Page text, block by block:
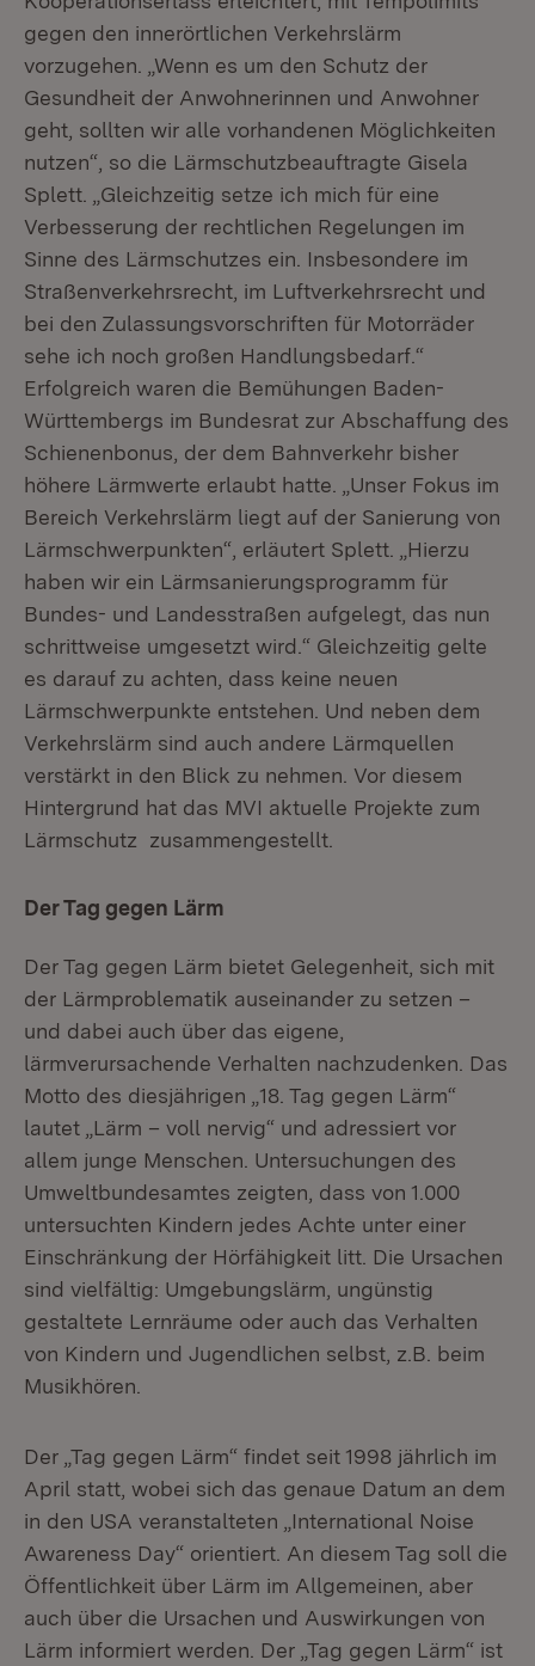
gegen den innerörtlichen Verkehrslärm
vorzugehen. „Wenn es um den Schutz der
Gesundheit der Anwohnerinnen und Anwohner
geht, sollten wir alle vorhandenen Möglichkeiten
nutzen“, so die Lärmschutzbeauftragte Gisela
Splett. „Gleichzeitig setze ich mich für eine
Verbesserung der rechtlichen Regelungen im
Sinne des Lärmschutzes ein. Insbesondere im
Straßenverkehrsrecht, im Luftverkehrsrecht und
bei den Zulassungsvorschriften für Motorräder
sehe ich noch großen Handlungsbedarf.“
Erfolgreich waren die Bemühungen Baden-
Württembergs im Bundesrat zur Abschaffung des
Schienenbonus, der dem Bahnverkehr bisher
höhere Lärmwerte erlaubt hatte. „Unser Fokus im
Bereich Verkehrslärm liegt auf der Sanierung von
Lärmschwerpunkten“, erläutert Splett. „Hierzu
haben wir ein Lärmsanierungsprogramm für
Bundes- und Landesstraßen aufgelegt, das nun
schrittweise umgesetzt wird.“ Gleichzeitig gelte
es darauf zu achten, dass keine neuen
Lärmschwerpunkte entstehen. Und neben dem
Verkehrslärm sind auch andere Lärmquellen
verstärkt in den Blick zu nehmen. Vor diesem
Hintergrund hat das MVI aktuelle Projekte zum
Lärmschutz zusammengestellt.
Der Tag gegen Lärm
Der Tag gegen Lärm bietet Gelegenheit, sich mit
der Lärmproblematik auseinander zu setzen –
und dabei auch über das eigene,
lärmverursachende Verhalten nachzudenken. Das
Motto des diesjährigen „18. Tag gegen Lärm“
lautet „Lärm – voll nervig“ und adressiert vor
allem junge Menschen. Untersuchungen des
Umweltbundesamtes zeigten, dass von 1.000
untersuchten Kindern jedes Achte unter einer
Einschränkung der Hörfähigkeit litt. Die Ursachen
sind vielfältig: Umgebungslärm, ungünstig
gestaltete Lernräume oder auch das Verhalten
von Kindern und Jugendlichen selbst, z.B. beim
Musikhören.
Der „Tag gegen Lärm“ findet seit 1998 jährlich im
April statt, wobei sich das genaue Datum an dem
in den USA veranstalteten „International Noise
Awareness Day“ orientiert. An diesem Tag soll die
Öffentlichkeit über Lärm im Allgemeinen, aber
auch über die Ursachen und Auswirkungen von
Lärm informiert werden. Der „Tag gegen Lärm“ ist